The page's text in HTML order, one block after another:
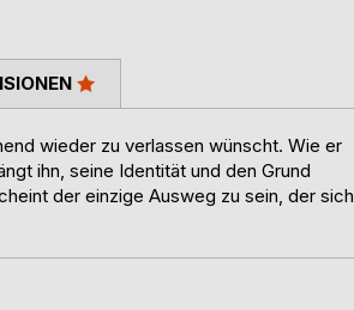
wieder zu verlassen wünscht. Wie er
ihn, seine Identität und den Grund
der einzige Ausweg zu sein, der sich